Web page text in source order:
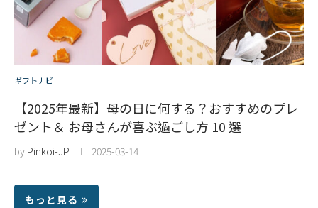
ギフトナビ
【2025年最新】母の日に何する？おすすめのプレ
ゼント＆ お母さんが喜ぶ過ごし方 10 選
by Pinkoi-JP 2025-03-14
もっと見る